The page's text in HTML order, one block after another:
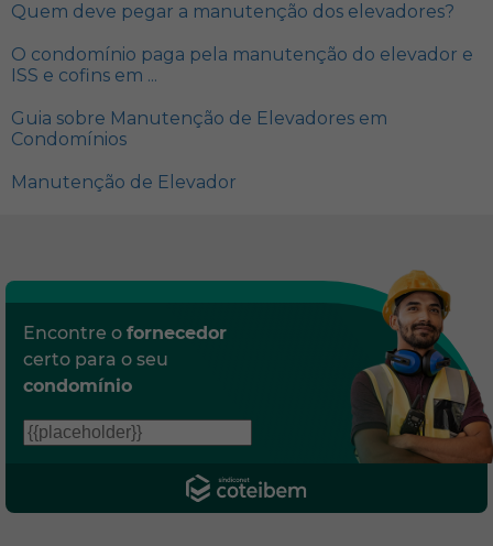
Quem deve pegar a manutenção dos elevadores?
O condomínio paga pela manutenção do elevador e
ISS e cofins em ...
Guia sobre Manutenção de Elevadores em
Condomínios
Manutenção de Elevador
Encontre o fornecedor
certo para o seu
condomínio